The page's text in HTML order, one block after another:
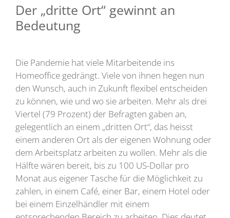
Der „dritte Ort“ gewinnt an
Bedeutung
Die Pandemie hat viele Mitarbeitende ins
Homeoffice gedrängt. Viele von ihnen hegen nun
den Wunsch, auch in Zukunft flexibel entscheiden
zu können, wie und wo sie arbeiten. Mehr als drei
Viertel (79 Prozent) der Befragten gaben an,
gelegentlich an einem „dritten Ort“, das heisst
einem anderen Ort als der eigenen Wohnung oder
dem Arbeitsplatz arbeiten zu wollen. Mehr als die
Hälfte wären bereit, bis zu 100 US-Dollar pro
Monat aus eigener Tasche für die Möglichkeit zu
zahlen, in einem Café, einer Bar, einem Hotel oder
bei einem Einzelhändler mit einem